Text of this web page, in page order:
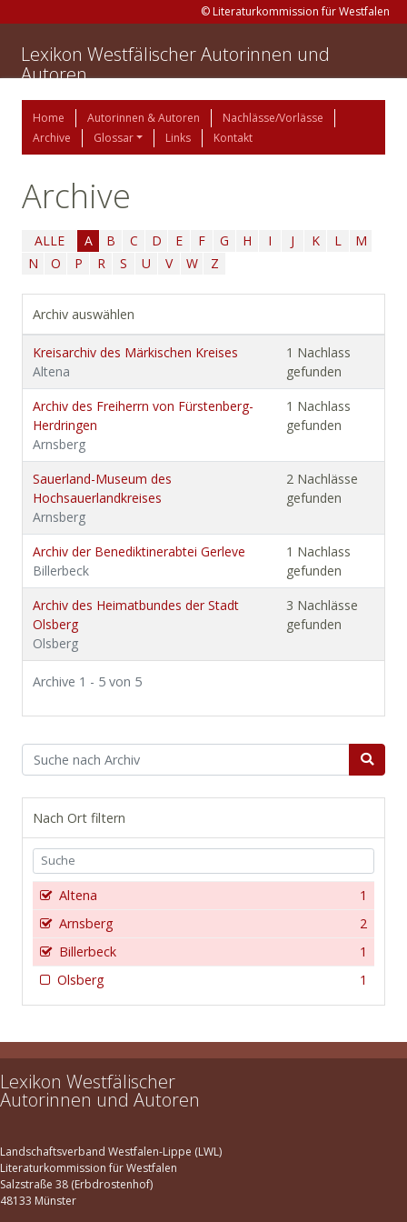
© Literaturkommission für Westfalen
Lexikon Westfälischer Autorinnen und
Autoren
Home Autorinnen & Autoren
Nachlässe/Vorlässe
Archive
Glossar Links Kontakt
Archive
ALLE A B C D E F G H I J K L
M
N
O P R S U V W Z
Archiv auswählen
Kreisarchiv des Märkischen Kreises
Altena
1 Nachlass
gefunden
Archiv des Freiherrn von Fürstenberg-
Herdringen
Arnsberg
1 Nachlass
gefunden
Sauerland-Museum des
Hochsauerlandkreises
Arnsberg
2 Nachlässe
gefunden
Archiv der Benediktinerabtei Gerleve
Billerbeck
1 Nachlass
gefunden
Archiv des Heimatbundes der Stadt
Olsberg
Olsberg
3 Nachlässe
gefunden
Archive 1 - 5 von 5
Nach Ort filtern
1
Altena
2
Arnsberg
1
Billerbeck
1
Olsberg
Lexikon Westfälischer
Autorinnen und Autoren
Landschaftsverband Westfalen-Lippe (LWL)
Literaturkommission für Westfalen
Salzstraße 38 (Erbdrostenhof)
48133 Münster